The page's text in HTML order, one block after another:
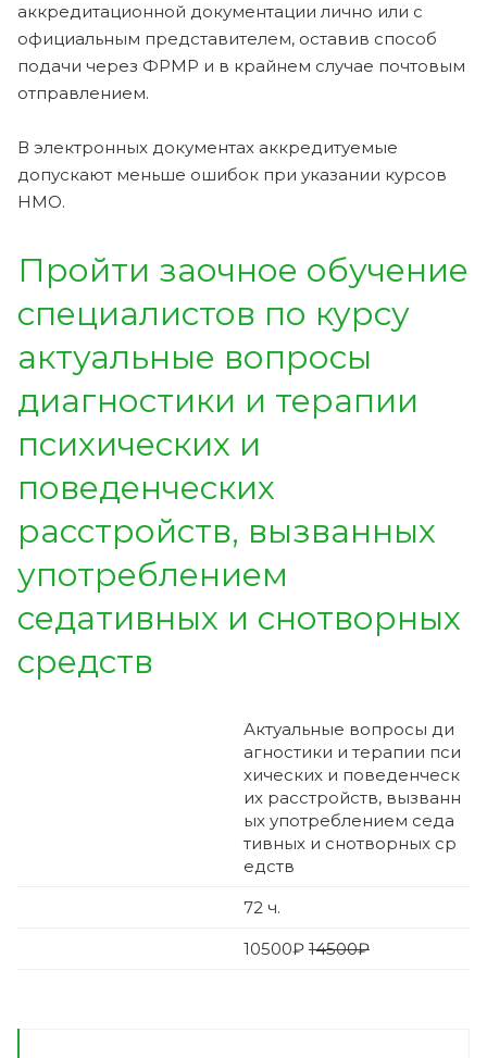
аккредитационной документации лично или с
официальным представителем, оставив способ
подачи через ФРМР и в крайнем случае почтовым
отправлением.
В электронных документах аккредитуемые
допускают меньше ошибок при указании курсов
НМО.
Пройти заочное обучение
специалистов по курсу
актуальные вопросы
диагностики и терапии
психических и
поведенческих
расстройств, вызванных
употреблением
седативных и снотворных
средств
Актуальные вопросы ди
агностики и терапии пси
хических и поведенческ
их расстройств, вызванн
ых употреблением седа
тивных и снотворных ср
едств
72 ч.
10500₽ 14500₽